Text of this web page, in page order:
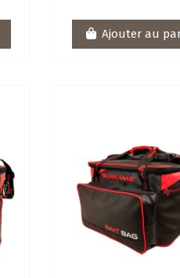
Ajouter au